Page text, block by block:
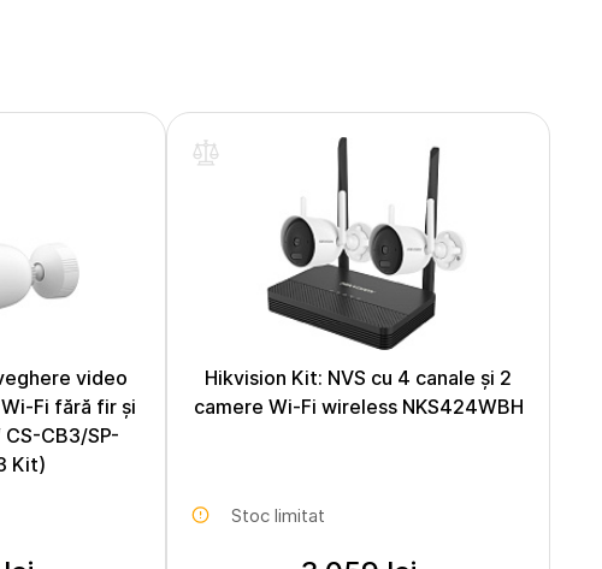
video
Fi fără fir și
CB3/SP-
Kit)
Hikvision Kit: NVS cu 4 canale și 2
camere Wi-Fi wireless NKS424WBH
Stoc limitat